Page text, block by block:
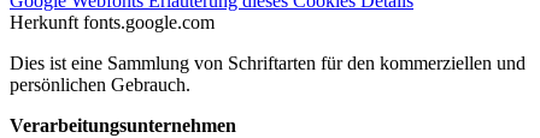
Herkunft fonts.google.com
Dies ist eine Sammlung von Schriftarten für den kommerziellen und
persönlichen Gebrauch.
Verarbeitungsunternehmen